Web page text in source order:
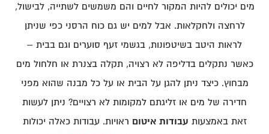
מים יכולים להיות המקור לחיים והם משמשים לשתייה, לבישול,
לרחצה ולחקלאות. אבל למים יש גם כוח הרסני כפי שניתן
לראות היטב בשיטפונות, בגשמי זעף סוערים וגם בבית –
כאשר נתקלים בדליפה לא רצויה, תקלה בצנרת או חלחול מים
מבחוץ. כיצד ניתן להגן על הבית או על כל מבנה שהוא מפני
חדירה של מים או זליגתם למקומות לא רצויים? ניתן לעשות
זאת באמצעות עבודות איטום ראויות. עבודות כאלה יכולות